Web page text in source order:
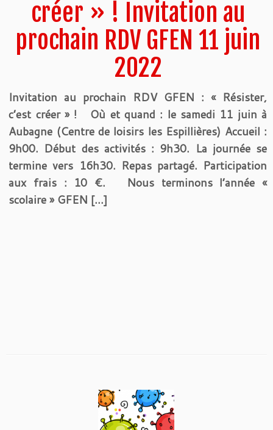
créer » ! Invitation au
prochain RDV GFEN 11 juin
2022
Invitation au prochain RDV GFEN : « Résister,
c’est créer » ! Où et quand : le samedi 11 juin à
Aubagne (Centre de loisirs les Espillières) Accueil :
9h00. Début des activités : 9h30. La journée se
termine vers 16h30. Repas partagé. Participation
aux frais : 10 €. Nous terminons l’année «
scolaire » GFEN […]